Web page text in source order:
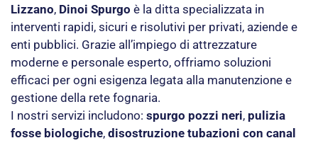
Lizzano, Dinoi Spurgo è la ditta specializzata in
interventi rapidi, sicuri e risolutivi per privati, aziende e
enti pubblici. Grazie all’impiego di attrezzature
moderne e personale esperto, offriamo soluzioni
efficaci per ogni esigenza legata alla manutenzione e
gestione della rete fognaria.
I nostri servizi includono: spurgo pozzi neri, pulizia
fosse biologiche, disostruzione tubazioni con canal